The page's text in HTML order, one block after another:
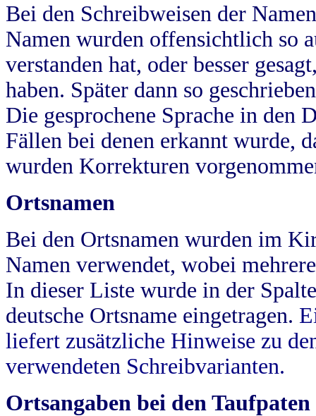
Bei den Schreibweisen der
Namen wurden offensichtlich so
verstanden hat, oder besser
haben. Später dann so
Die gesprochene Sprache in
Fällen bei denen erkannt wurde,
wurden Korrekturen
Ortsnamen
Bei den Ortsnamen wurden im
Namen verwendet, wobei
In dieser Liste wurde in der
deutsche Ortsname eingetragen.
liefert zusätzliche Hinweise zu
verwendeten Schreibvarianten.
Ortsangaben bei den Taufpaten